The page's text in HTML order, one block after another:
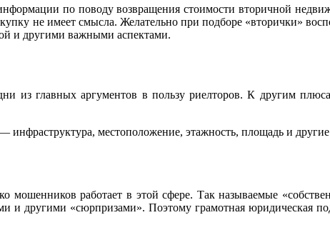
по поводу возвращения стоимости вторичной
не имеет смысла. Желательно при подборе «вторички»
и другими важными аспектами.
из главных аргументов в пользу риелторов. К другим
местоположение, этажность, площадь и
работает в этой сфере. Так называемые
другими «сюрпризами». Поэтому грамотная юридическая